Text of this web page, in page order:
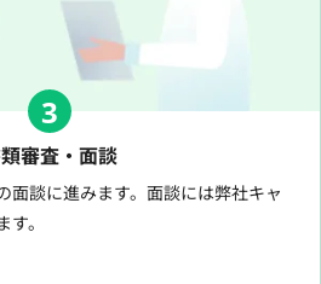
3
審査・面談
面談に進みます。面談には弊社キャ
。